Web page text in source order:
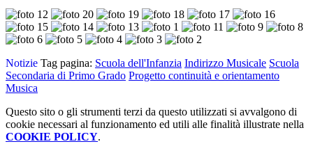
Notizie Tag pagina: Scuola dell'Infanzia Indirizzo Musicale Scuola
Secondaria di Primo Grado Progetto continuità e orientamento
Musica
Questo sito o gli strumenti terzi da questo utilizzati si avvalgono di
cookie necessari al funzionamento ed utili alle finalità illustrate nella
COOKIE POLICY.